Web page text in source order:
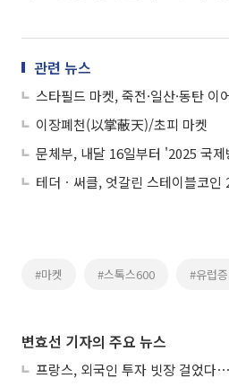
관련 뉴스
이장폐천(以掌蔽天)/초피 마켓
문체부, 내달 16일부터 '2025 국
테더ㆍ써클, 엇갈린 스테이블코인
#마켓 #스톡스600 #유럽
변효선 기자의 주요 뉴스